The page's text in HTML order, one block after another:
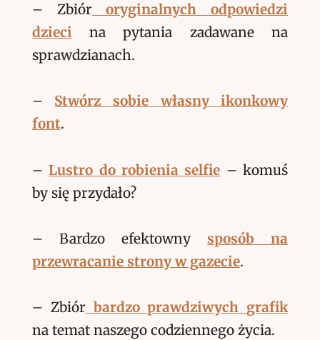
– Zbióroryginalnych odpowiedzi
dzieci na pytania zadawane na
sprawdzianach.
– Stwórz sobie własny ikonkowy
font.
–Lustro do robienia selfie – komuś
by się przydało?
– Bardzo efektowny sposób na
przewracanie strony w gazecie.
– Zbiórbardzo prawdziwych grafik
na temat naszego codziennego życia.